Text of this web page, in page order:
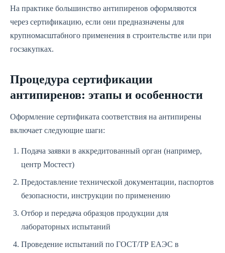
На практике большинство антипиренов оформляются
через сертификацию, если они предназначены для
крупномасштабного применения в строительстве или при
госзакупках.
Процедура сертификации
антипиренов: этапы и особенности
Оформление сертификата соответствия на антипирены
включает следующие шаги:
Подача заявки в аккредитованный орган (например,
центр Мостест)
Предоставление технической документации, паспортов
безопасности, инструкции по применению
Отбор и передача образцов продукции для
лабораторных испытаний
Проведение испытаний по ГОСТ/ТР ЕАЭС в